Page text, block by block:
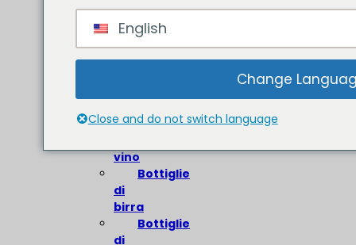
Casa
Circa
Bottiglie
Bottiglie
vino
Bottiglie
di
birra
Bottiglie
di
English
Change
Close and do not switch language